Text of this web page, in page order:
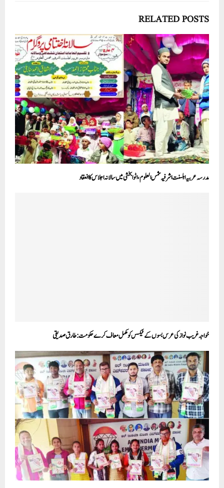
RELATED POSTS
مدرسہ عربیہ اہلسنت اشرفیہ شمس العلوم، اٹوا بخشی میں سالانہ اجلاس کا انعقاد
خواجہ غریب نواز کی عرس بسوں کے ٹیکس کو مکمل معاف کرے حکومت: طارق صدیقی